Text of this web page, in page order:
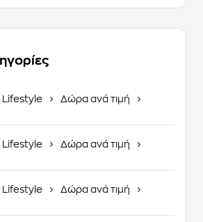
Lifestyle
Δώρα ανά τιμή
Lifestyle
Δώρα ανά τιμή
Lifestyle
Δώρα ανά τιμή